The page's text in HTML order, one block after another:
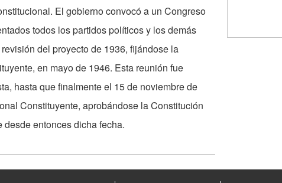
El gobierno convocó a un Congreso
todos los partidos políticos y los demás
del proyecto de 1936, fijándose la
en mayo de 1946. Esta reunión fue
hasta que finalmente el 15 de noviembre de
Constituyente, aprobándose la Constitución
entonces dicha fecha.